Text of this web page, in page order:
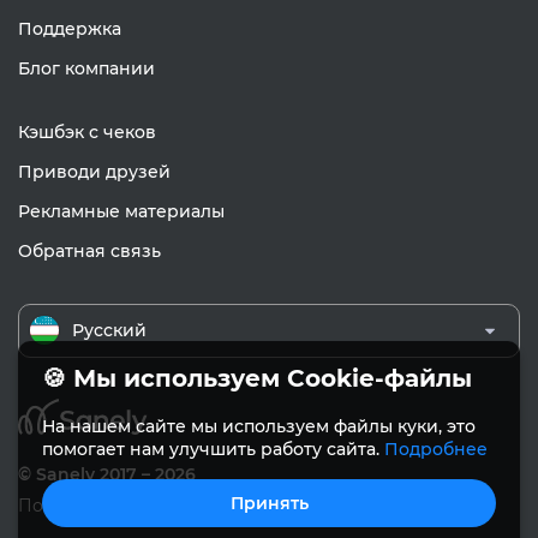
Поддержка
Блог компании
Кэшбэк с чеков
Приводи друзей
Рекламные материалы
Обратная связь
Русский
© Sanely 2017 – 2026
Пользовательское соглашение
🍪 Мы используем Cookie-файлы
На нашем сайте мы используем файлы куки, это
помогает нам улучшить работу сайта. Подробнее
Принять